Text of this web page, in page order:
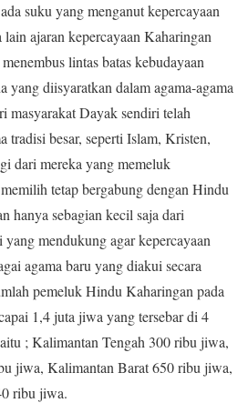
suku yang menganut kepercayaan
ajaran kepercayaan Kaharingan
lintas batas kebudayaan
yang diisyaratkan dalam agama-agama
masyarakat Dayak sendiri telah
tradisi besar, seperti Islam, Kristen,
dari mereka yang memeluk
tetap bergabung dengan Hindu
hanya sebagian kecil saja dari
mendukung agar kepercayaan
agama baru yang diakui secara
pemeluk Hindu Kaharingan pada
1,4 juta jiwa yang tersebar di 4
; Kalimantan Tengah 300 ribu jiwa,
jiwa, Kalimantan Barat 650 ribu jiwa,
ribu jiwa.